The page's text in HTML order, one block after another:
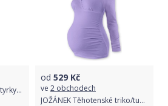
Těhotenské, kojící tilko - tyrkys do zelena, Velikosti těh. moda L/XL
od 529 Kč
ve 2 obchodech
JOŽÁNEK Těhotenské triko/tunika dlouhý rukáv EVA - levandule